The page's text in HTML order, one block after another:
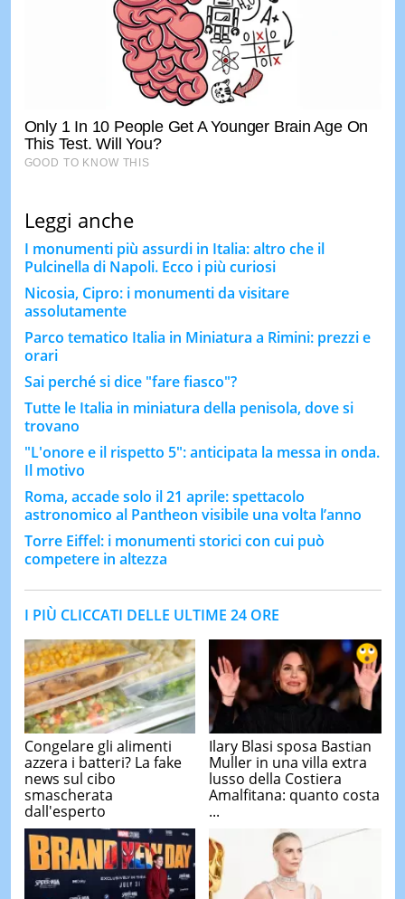
Leggi anche
I monumenti più assurdi in Italia: altro che il
Pulcinella di Napoli. Ecco i più curiosi
Nicosia, Cipro: i monumenti da visitare
assolutamente
Parco tematico Italia in Miniatura a Rimini: prezzi e
orari
Sai perché si dice "fare fiasco"?
Tutte le Italia in miniatura della penisola, dove si
trovano
"L'onore e il rispetto 5": anticipata la messa in onda.
Il motivo
Roma, accade solo il 21 aprile: spettacolo
astronomico al Pantheon visibile una volta l’anno
Torre Eiffel: i monumenti storici con cui può
competere in altezza
I PIÙ CLICCATI DELLE ULTIME 24 ORE
Congelare gli alimenti
azzera i batteri? La fake
news sul cibo
smascherata
dall'esperto
Ilary Blasi sposa Bastian
Muller in una villa extra
lusso della Costiera
Amalfitana: quanto costa
...